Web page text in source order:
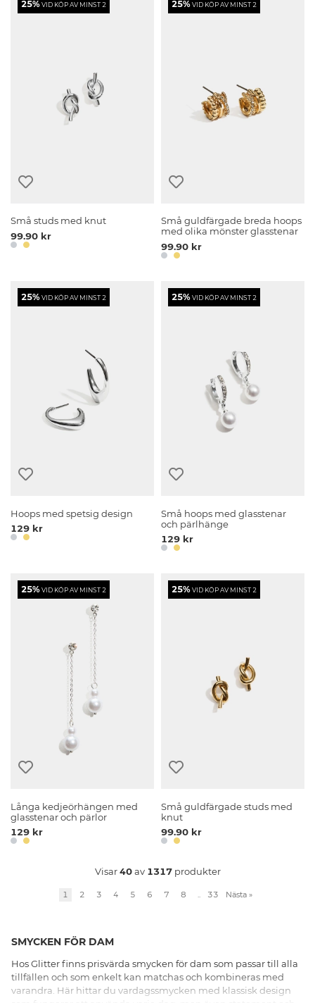
25%VID KÖP AV MINST 2
Små studs med knut
99.90 kr
25%VID KÖP AV MINST 2
Små guldfärgade breda hoops
med olika mönster glasstenar
99.90 kr
25%VID KÖP AV MINST 2
Hoops med spetsig design
129 kr
25%VID KÖP AV MINST 2
Små hoops med glasstenar
och pärlhänge
129 kr
25%VID KÖP AV MINST 2
Långa kedjeörhängen med
glasstenar och pärlor
129 kr
25%VID KÖP AV MINST 2
Små guldfärgade studs med
knut
99.90 kr
Visar40av 1317produkter
1 2 3 4 5 6 7 8 .. 33 Nästa »
SMYCKEN FÖR DAM
Hos Glitter finns prisvärda smycken för dam som passar till alla
tillfällen och som enkelt kan matchas och kombineras med
varandra. Här hittar du vardagssmycken med klassisk design